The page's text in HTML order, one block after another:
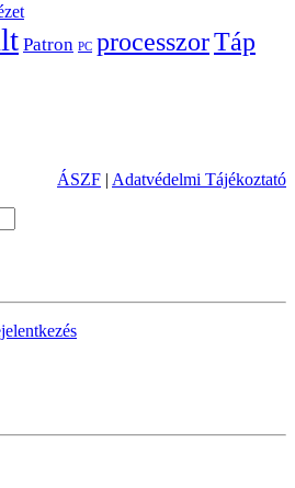
Patron PC processzorTáp
ÁSZF | Adatvédelmi Tájékoztató